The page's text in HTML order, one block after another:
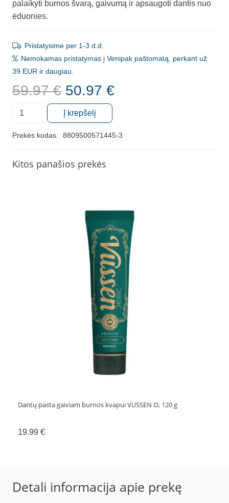
palaikyti burnos švarą, gaivumą ir apsaugoti dantis nuo
ėduonies.
Pristatysime per 1-3 d.d.
Nemokamas pristatymas į Venipak paštomatą, perkant už
39 EUR ir daugiau.
59.97€ Original
price
was:
59.97 €.
50.97 €
produkto
Dantų
gaiviam
Į krepšelį
Prekės kodas: 8809500571445-3
Kitos panašios prekės
Dantų pasta gaiviam burnos kvapui VUSSEN O, 120 g
19.99 €
Detali informacija apie prekę